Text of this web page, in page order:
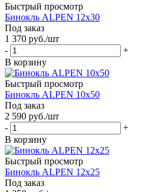
Быстрый просмотр
Бинокль ALPEN 12х30
Под заказ
1 370 руб./шт
-
+
В корзину
Быстрый просмотр
Бинокль ALPEN 10х50
Под заказ
2 590 руб./шт
-
+
В корзину
Быстрый просмотр
Бинокль ALPEN 12х25
Под заказ